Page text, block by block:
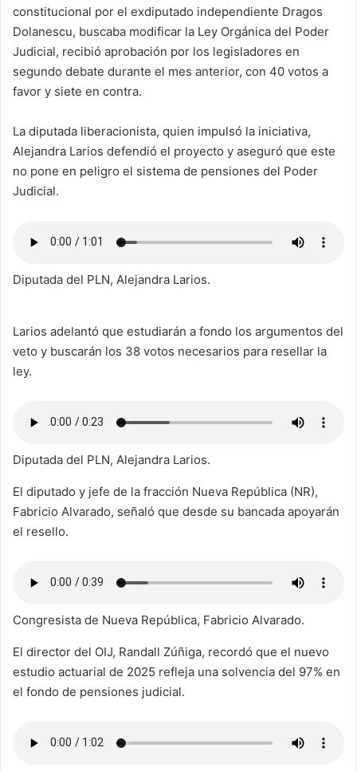
constitucional por el exdiputado independiente Dragos
Dolanescu, buscaba modificar la Ley Orgánica del Poder
Judicial, recibió aprobación por los legisladores en
segundo debate durante el mes anterior, con 40 votos a
favor y siete en contra.
La diputada liberacionista, quien impulsó la iniciativa,
Alejandra Larios defendió el proyecto y aseguró que este
no pone en peligro el sistema de pensiones del Poder
Judicial.
Diputada del PLN, Alejandra Larios.
Larios adelantó que estudiarán a fondo los argumentos del
veto y buscarán los 38 votos necesarios para resellar la
ley.
Diputada del PLN, Alejandra Larios.
El diputado y jefe de la fracción Nueva República (NR),
Fabricio Alvarado, señaló que desde su bancada apoyarán
el resello.
Congresista de Nueva República, Fabricio Alvarado.
El director del OIJ, Randall Zúñiga, recordó que el nuevo
estudio actuarial de 2025 refleja una solvencia del 97% en
el fondo de pensiones judicial.